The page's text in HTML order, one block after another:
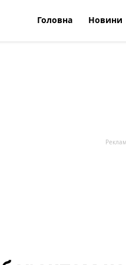
Головна Новини